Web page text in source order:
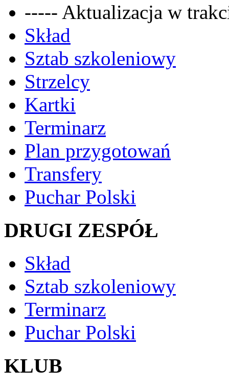
----- Aktualizacja w
Skład
Sztab szkoleniowy
Strzelcy
Kartki
Terminarz
Plan przygotowań
Transfery
Puchar Polski
DRUGI ZESPÓŁ
Skład
Sztab szkoleniowy
Terminarz
Puchar Polski
KLUB